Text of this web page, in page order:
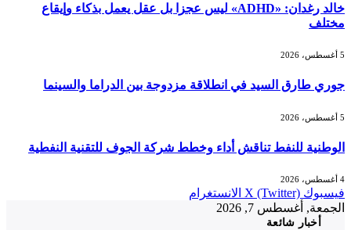
خالد رغدان: «ADHD» ليس عجزا بل عقل يعمل بذكاء وإيقاع
مختلف
جوري طارق السيد في انطلاقة مزدوجة بين الدراما والسينما
الوطنية للنفط تناقش أداء وخطط شركة الجوف للتقنية النفطية
فيسبوك X (Twitter) الانستغرام
الجمعة, أغسطس 7, 2026
أخبار شائعة